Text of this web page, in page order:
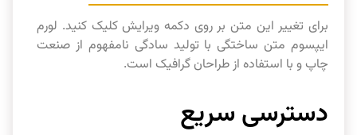
برای تغییر این متن بر روی دکمه ویرایش کلیک کنید. لورم
ایپسوم متن ساختگی با تولید سادگی نامفهوم از صنعت
چاپ و با استفاده از طراحان گرافیک است.
دسترسی سریع